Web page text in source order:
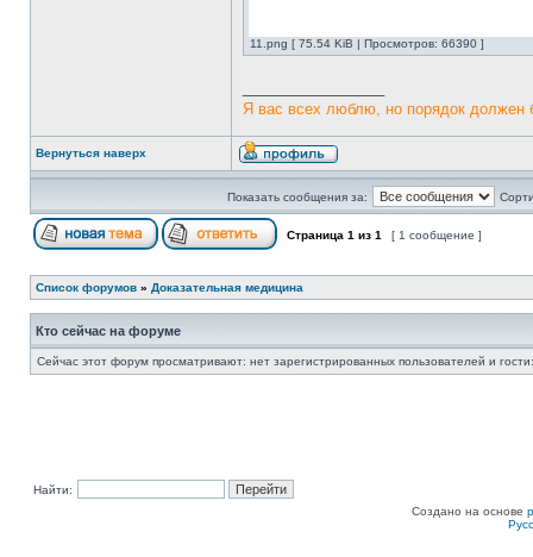
11.png [ 75.54 KiB | Просмотров: 66390 ]
Я вас всех люблю, но порядок должен
Вернуться наверх
Показать сообщения за:
Страница 1 из 1 [ 1 сообщение ]
Список форумов » Доказательная медицина
Кто сейчас на форуме
Сейчас этот форум просматривают: нет зарегистрированных пользователей и
Найти:
Создано на основе